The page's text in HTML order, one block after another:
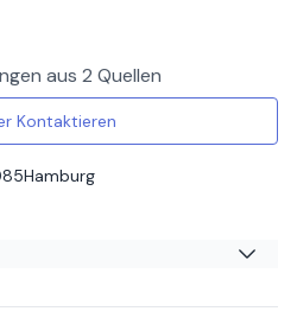
aus 2 Quellen
Kontaktieren
Hamburg